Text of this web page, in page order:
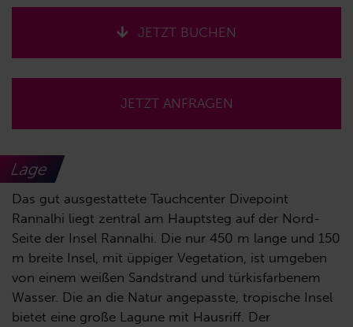
JETZT BUCHEN
JETZT ANFRAGEN
Lage
Das gut ausgestattete Tauchcenter Divepoint
Rannalhi liegt zentral am Hauptsteg auf der Nord-
Seite der Insel Rannalhi. Die nur 450 m lange und 150
m breite Insel, mit üppiger Vegetation, ist umgeben
von einem weißen Sandstrand und türkisfarbenem
Wasser. Die an die Natur angepasste, tropische Insel
bietet eine große Lagune mit Hausriff. Der